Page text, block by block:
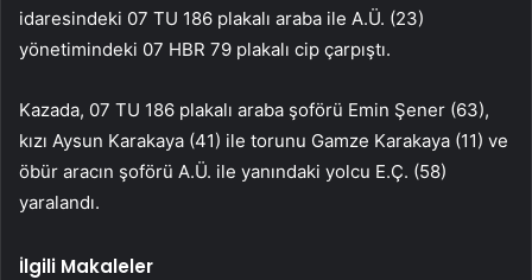
idaresindeki 07 TU 186 plakalı araba ile A.Ü. (23)
yönetimindeki 07 HBR 79 plakalı cip çarpıştı.
Kazada, 07 TU 186 plakalı araba şoförü Emin Şener (63),
kızı Aysun Karakaya (41) ile torunu Gamze Karakaya (11) ve
öbür aracın şoförü A.Ü. ile yanındaki yolcu E.Ç. (58)
yaralandı.
İlgili Makaleler